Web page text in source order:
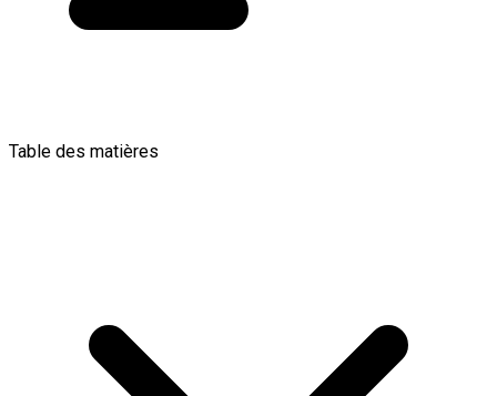
Table des matières